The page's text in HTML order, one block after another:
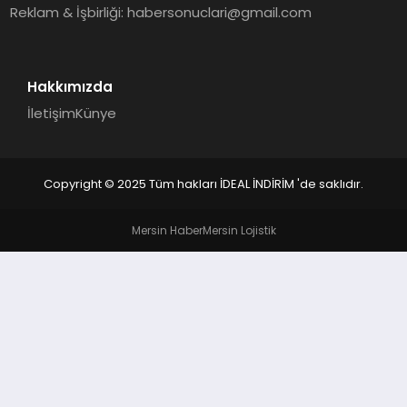
Reklam & İşbirliği:habersonuclari@gmail.com
Hakkımızda
İletişimKünye
Copyright © 2025 Tüm hakları İDEAL İNDİRİM 'de saklıdır.
Mersin HaberMersin Lojistik